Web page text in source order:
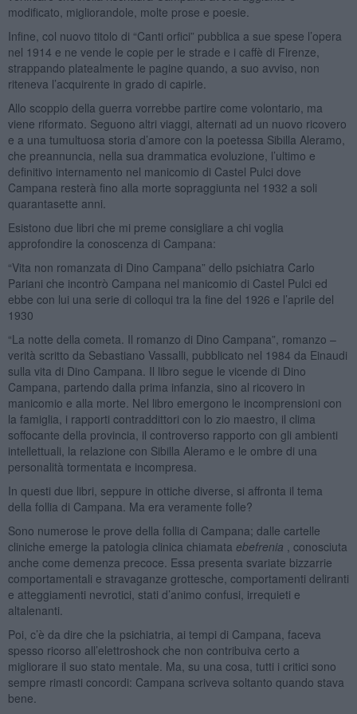
modificato, migliorandole, molte prose e poesie.
Infine, col nuovo titolo di “Canti orfici” pubblica a sue spese l’opera
nel 1914 e ne vende le copie per le strade e i caffè di Firenze,
strappando platealmente le pagine quando, a suo avviso, non
riteneva l’acquirente in grado di capirle.
Allo scoppio della guerra vorrebbe partire come volontario, ma
viene riformato. Seguono altri viaggi, alternati ad un nuovo ricovero
e a una tumultuosa storia d’amore con la poetessa Sibilla Aleramo,
che preannuncia, nella sua drammatica evoluzione, l’ultimo e
definitivo internamento nel manicomio di Castel Pulci dove
Campana resterà fino alla morte sopraggiunta nel 1932 a soli
quarantasette anni.
Esistono due libri che mi preme consigliare a chi voglia
approfondire la conoscenza di Campana:
“Vita non romanzata di Dino Campana” dello psichiatra Carlo
Pariani che incontrò Campana nel manicomio di Castel Pulci ed
ebbe con lui una serie di colloqui tra la fine del 1926 e l’aprile del
1930
“La notte della cometa. Il romanzo di Dino Campana”, romanzo –
verità scritto da Sebastiano Vassalli, pubblicato nel 1984 da Einaudi
sulla vita di Dino Campana. Il libro segue le vicende di Dino
Campana, partendo dalla prima infanzia, sino al ricovero in
manicomio e alla morte. Nel libro emergono le incomprensioni con
la famiglia, i rapporti contraddittori con lo zio maestro, il clima
soffocante della provincia, il controverso rapporto con gli ambienti
intellettuali, la relazione con Sibilla Aleramo e le ombre di una
personalità tormentata e incompresa.
In questi due libri, seppure in ottiche diverse, si affronta il tema
della follia di Campana. Ma era veramente folle?
Sono numerose le prove della follia di Campana; dalle cartelle
cliniche emerge la patologia clinica chiamata ebefrenia
, conosciuta
anche come demenza precoce. Essa presenta svariate bizzarrie
comportamentali e stravaganze grottesche, comportamenti deliranti
e atteggiamenti nevrotici, stati d’animo confusi, irrequieti e
altalenanti.
Poi, c’è da dire che la psichiatria, ai tempi di Campana, faceva
spesso ricorso all’elettroshock che non contribuiva certo a
migliorare il suo stato mentale. Ma, su una cosa, tutti i critici sono
sempre rimasti concordi: Campana scriveva soltanto quando stava
bene.